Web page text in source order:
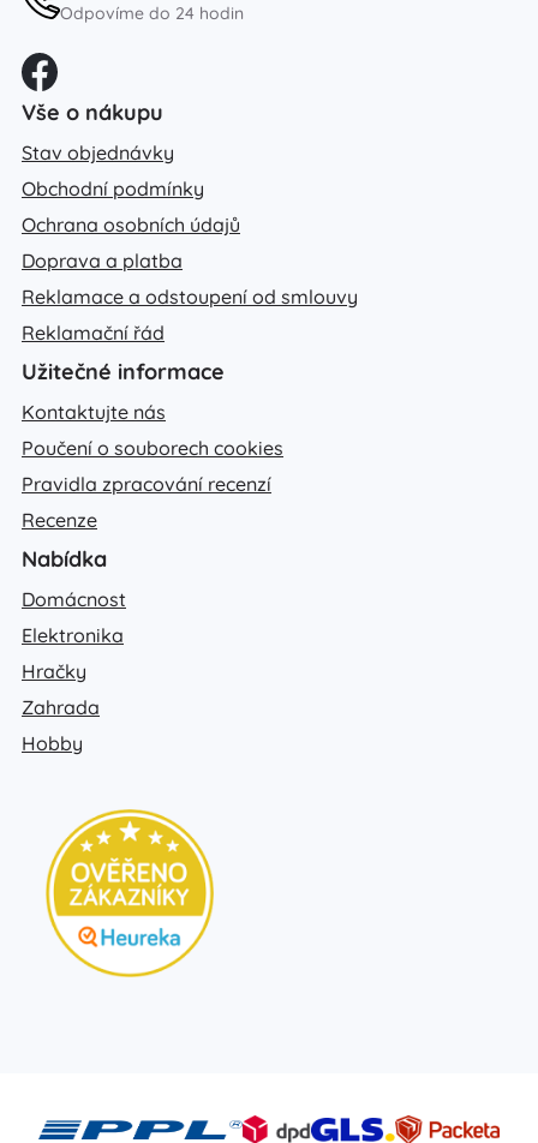
Odpovíme do 24 hodin
Vše o nákupu
Stav objednávky
Obchodní podmínky
Ochrana osobních údajů
Doprava a platba
Reklamace a odstoupení od smlouvy
Reklamační řád
Užitečné informace
Kontaktujte nás
Poučení o souborech cookies
Pravidla zpracování recenzí
Recenze
Nabídka
Domácnost
Elektronika
Hračky
Zahrada
Hobby